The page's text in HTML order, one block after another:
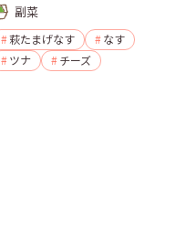
副菜
萩たまげなす
なす
ツナ
チーズ